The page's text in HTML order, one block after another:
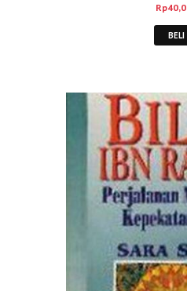
Rp
BELI